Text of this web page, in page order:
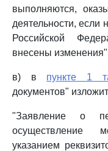
выполняются,
деятельности,
Российской
внесены
в) в пункте 1
документов"
"Заявление о
осуществление
указанием